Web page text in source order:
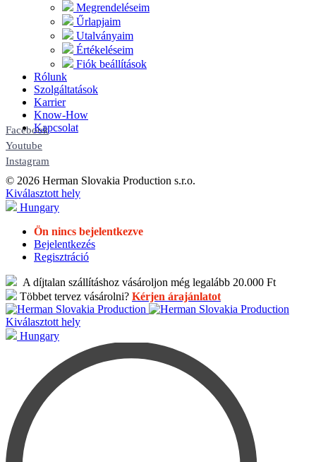
Megrendeléseim
Űrlapjaim
Utalványaim
Értékeléseim
Fiók beállítások
Rólunk
Szolgáltatások
Karrier
Know-How
Kapcsolat
Facebook
Youtube
Instagram
© 2026 Herman Slovakia Production s.r.o.
Kiválasztott hely
Hungary
Ön nincs bejelentkezve
Bejelentkezés
Regisztráció
A díjtalan szállításhoz vásároljon még legalább 20.000 Ft
Többet tervez vásárolni? Kérjen árajánlatot
Kiválasztott hely
Hungary